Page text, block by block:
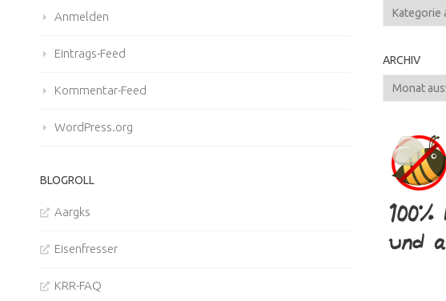
Anmelden
Eintrags-Feed
Kommentar-Feed
WordPress.org
BLOGROLL
Aargks
Eisenfresser
KRR-FAQ
Kategorien
ARCHIV
Archiv